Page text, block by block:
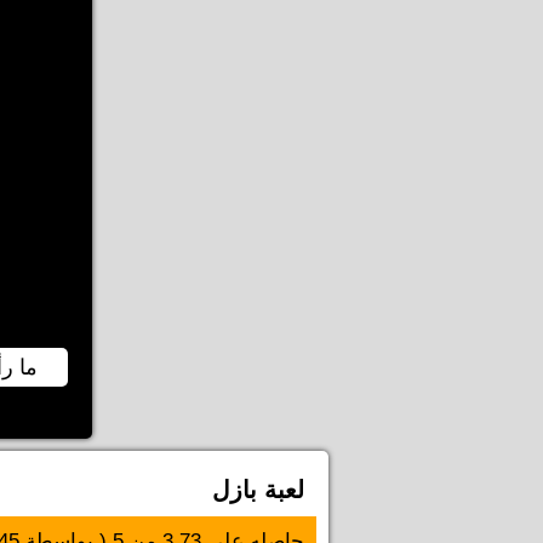
ما
لعبة بازل